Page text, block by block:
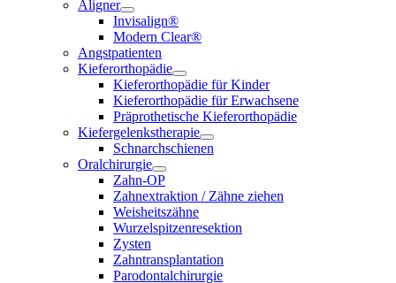
Aligner
Invisalign®
Modern Clear®
Angstpatienten
Kieferorthopädie
Kieferorthopädie für Kinder
Kieferorthopädie für Erwachsene
Präprothetische Kieferorthopädie
Kiefergelenkstherapie
Schnarchschienen
Oralchirurgie
Zahn-OP
Zahnextraktion / Zähne ziehen
Weisheitszähne
Wurzelspitzenresektion
Zysten
Zahntransplantation
Parodontalchirurgie